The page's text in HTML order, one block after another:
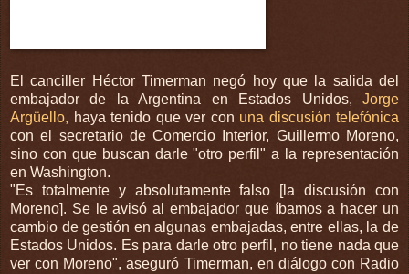
El canciller Héctor Timerman negó hoy que la salida del
embajador de la Argentina en Estados Unidos, Jorge
Argüello, haya tenido que ver con una discusión telefónica
con el secretario de Comercio Interior, Guillermo Moreno,
sino con que buscan darle "otro perfil" a la representación
en Washington.
"Es totalmente y absolutamente falso [la discusión con
Moreno]. Se le avisó al embajador que íbamos a hacer un
cambio de gestión en algunas embajadas, entre ellas, la de
Estados Unidos. Es para darle otro perfil, no tiene nada que
ver con Moreno", aseguró Timerman, en diálogo con Radio